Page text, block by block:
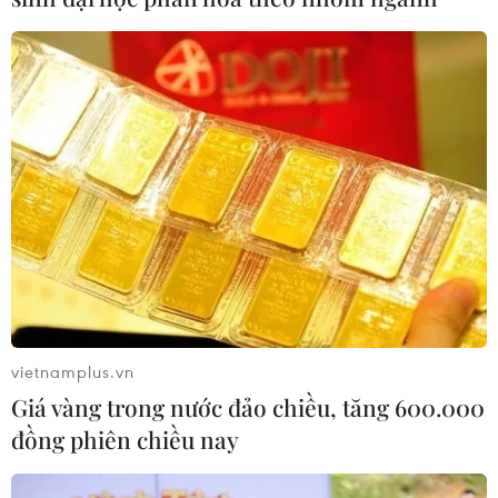
mùa Xuân, Hà Nội là một trong những địa
phương có nhiều lễ hội nhất cả nước.
Bởi vậy, công tác tổ chức, quản lý lễ hội đảm
bảo đúng nghi lễ truyền thống và văn minh, an
toàn là sự quan tâm của ngành văn hóa và cả
các cấp, ngành thành phố. Việc tổ chức tốt công
tác lễ hội không chỉ góp phần bảo tồn văn hóa
truyền thống mà còn tạo hình ảnh đẹp để thu
hút khách du lịch đến tham quan, chiêm bái./.
vietnamplus.vn
Giá vàng trong nước đảo chiều, tăng 600.000
đồng phiên chiều nay